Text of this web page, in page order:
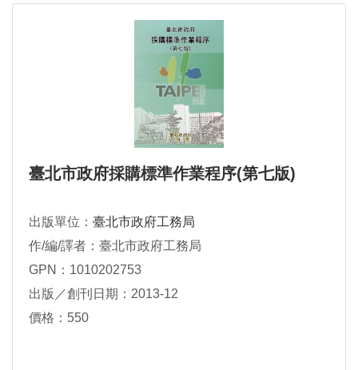
臺北市政府採購標準作業程序(第七版)
出版單位： 臺北市政府工務局
作/編/譯者：臺北市政府工務局
GPN：1010202753
出版／創刊日期：2013-12
價格：550